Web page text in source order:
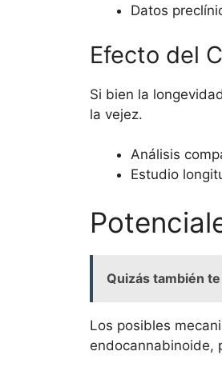
Datos
Efecto del
Si bien la
la vejez.
Análisis
Estudio
Quizás también
Los posibles
endocannabinoide,